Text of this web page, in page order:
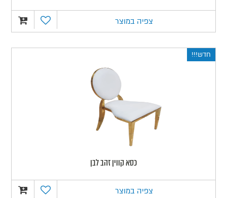
צפיה במוצר
כסא קווין זהב לבן
צפיה במוצר
חדש!!!